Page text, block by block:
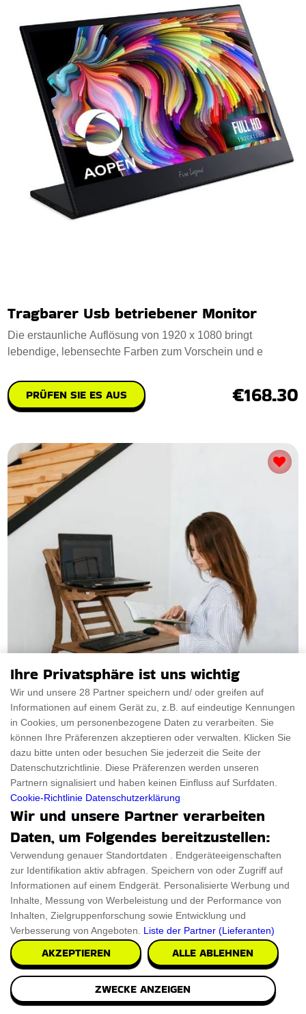
Tragbarer Usb betriebener Monitor
Die erstaunliche Auflösung von 1920 x 1080 bringt
lebendige, lebensechte Farben zum Vorschein und e
PRÜFEN SIE ES AUS €168.30
Tragbarer holzerner Steh-Laptop-
Schreibtisch
Ein hervorragender Steh-Sitz-Schreibtisch für Ihr Zuhause
und Ihr Büro ist der Steh-Schreibtisch.
PRÜFEN SIE ES AUS €84.93
Ihre Privatsphäre ist uns wichtig
Wir und unsere 28 Partner speichern und/ oder greifen auf
Informationen auf einem Gerät zu, z.B. auf eindeutige Kennungen
in Cookies, um personenbezogene Daten zu verarbeiten. Sie
können Ihre Präferenzen akzeptieren oder verwalten. Klicken Sie
dazu bitte unten oder besuchen Sie jederzeit die Seite der
Datenschutzrichtlinie. Diese Präferenzen werden unseren
Partnern signalisiert und haben keinen Einfluss auf Surfdaten.
Cookie-Richtlinie Datenschutzerklärung
Wir und unsere Partner verarbeiten
Daten, um Folgendes bereitzustellen:
Verwendung genauer Standortdaten . Endgeräteeigenschaften
zur Identifikation aktiv abfragen. Speichern von oder Zugriff auf
Informationen auf einem Endgerät. Personalisierte Werbung und
Inhalte, Messung von Werbeleistung und der Performance von
Inhalten, Zielgruppenforschung sowie Entwicklung und
Verbesserung von Angeboten. Liste der Partner (Lieferanten)
AKZEPTIEREN ALLE ABLEHNEN
ZWECKE ANZEIGEN